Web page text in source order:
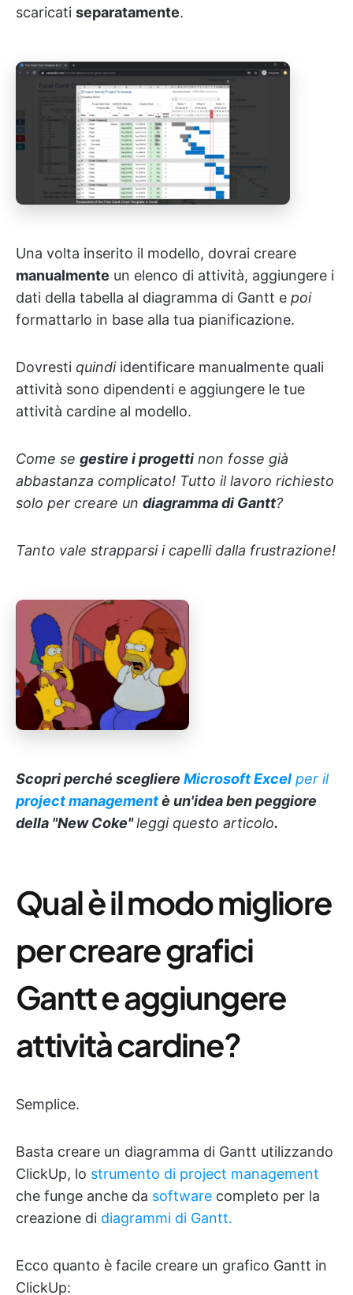
scaricati separatamente.
Una volta inserito il modello, dovrai creare
manualmente un elenco di attività, aggiungere i
dati della tabella al diagramma di Gantt e poi
formattarlo in base alla tua pianificazione.
Dovresti quindiidentificare manualmente quali
attività sono dipendenti e aggiungere le tue
attività cardine al modello.
Come se gestire i progetti non fosse già
abbastanza complicato! Tutto il lavoro richiesto
solo per creare un diagramma di Gantt?
Tanto vale strapparsi i capelli dalla frustrazione!
Scopri perché scegliere Microsoft Excel per il
project managementè un'idea ben peggiore
della "New Coke"leggi questo articolo.
Qual è il modo migliore
per creare grafici
Gantt e aggiungere
attività cardine?
Semplice.
Basta creare un diagramma di Gantt utilizzando
ClickUp, lo strumento di project management
che funge anche da software completo per la
creazione di diagrammi di Gantt.
Ecco quanto è facile creare un grafico Gantt in
ClickUp: